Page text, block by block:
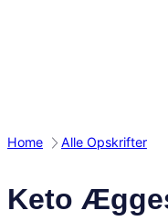
Home Alle Opskrifter
Keto